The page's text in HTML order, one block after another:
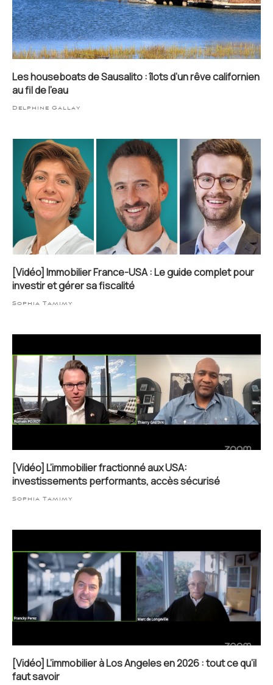
Les houseboats de Sausalito : îlots d’un rêve californien
au fil de l’eau
Delphine Gallay
[Vidéo] Immobilier France-USA : Le guide complet pour
investir et gérer sa fiscalité
Sophia Tamimy
[Vidéo] L’immobilier fractionné aux USA:
investissements performants, accès sécurisé
Sophia Tamimy
[Vidéo] L’immobilier à Los Angeles en 2026 : tout ce qu’il
faut savoir